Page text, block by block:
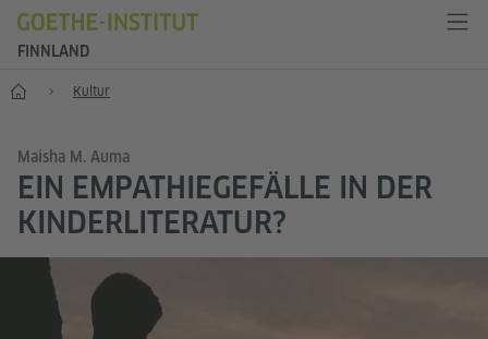
FINNLAND
Start Kultur
Maisha M. Auma
EIN EMPATHIEGEFÄLLE IN DER
KINDERLITERATUR?